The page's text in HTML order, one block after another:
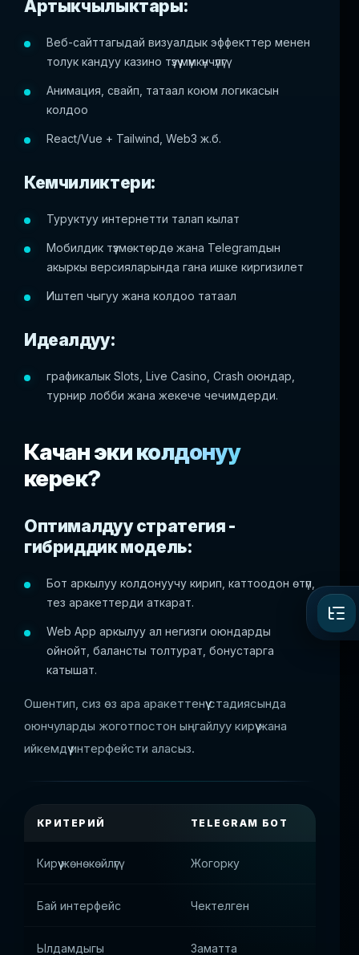
Артыкчылыктары:
Веб-сайттагыдай визуалдык эффекттер менен
толук кандуу казино түзүү мүмкүнчүлүгү
Анимация, свайп, татаал коюм логикасын
колдоо
React/Vue + Tailwind, Web3 ж.б.
Кемчиликтери:
Туруктуу интернетти талап кылат
Мобилдик түзмөктөрдө жана Telegramдын
акыркы версияларында гана ишке киргизилет
Иштеп чыгуу жана колдоо татаал
Идеалдуу:
графикалык Slots, Live Casino, Crash оюндар,
турнир лобби жана жекече чечимдерди.
Качан эки колдонуу
керек?
Оптималдуу стратегия -
гибриддик модель:
Бот аркылуу колдонуучу кирип, каттоодон өтүп,
тез аракеттерди аткарат.
Web App аркылуу ал негизги оюндарды
ойнойт, балансты толтурат, бонустарга
катышат.
Ошентип, сиз өз ара аракеттенүү стадиясында
оюнчуларды жоготпостон ыңгайлуу кирүү жана
ийкемдүү интерфейсти аласыз.
КРИТЕРИЙ TELEGRAM БОТ
Кирүү жөнөкөйлүгү Жогорку
Бай интерфейс Чектелген
Ылдамдыгы Заматта